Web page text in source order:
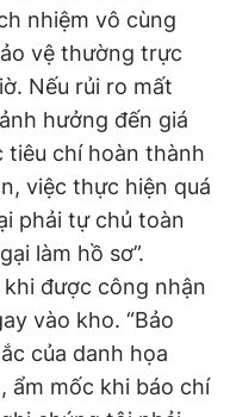
nhiệm vô cùng
vệ thường trực
Nếu rủi ro mất
hưởng đến giá
tiêu chí hoàn thành
việc thực hiện quá
phải tự chủ toàn
làm hồ sơ”.
được công nhận
vào kho. “Bảo
của danh họa
ẩm mốc khi báo chí